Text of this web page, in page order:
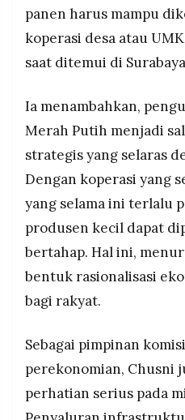
panen harus mampu
koperasi desa atau
saat ditemui di
Ia menambahkan,
Merah Putih menjadi
strategis yang selaras
Dengan koperasi yang
yang selama ini terlalu
produsen kecil dapat
bertahap. Hal ini,
bentuk rasionalisasi
bagi rakyat.
Sebagai pimpinan
perekonomian, Chusni
perhatian serius pada